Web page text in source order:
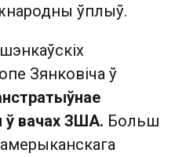
ўплыў.
Зянковіча ў
ў вачах ЗША. Больш